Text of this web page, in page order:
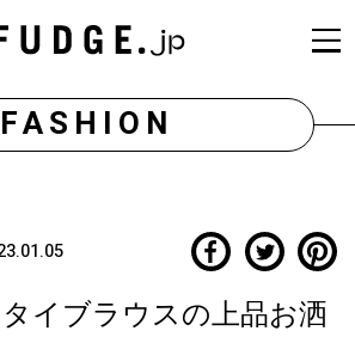
FASHION
イブラウスの上品お洒